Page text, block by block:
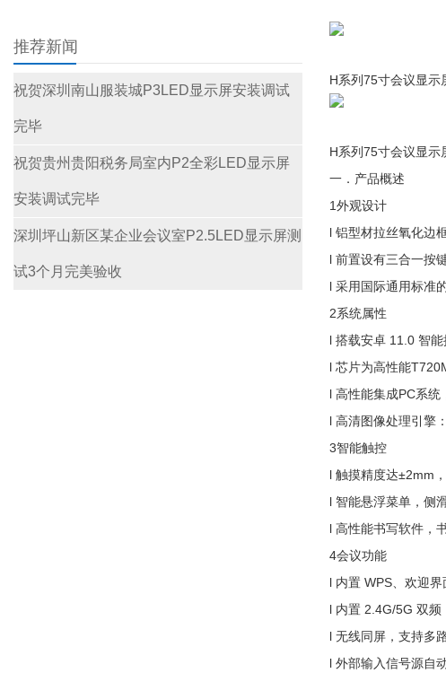
推荐新闻
祝贺深圳南山服装城P3LED显示屏安装调试
完毕
祝贺贵州贵阳税务局室内P2全彩LED显示屏
安装调试完毕
深圳坪山新区某企业会议室P2.5LED显示屏测
试3个月完美验收
H系列75寸会议显示
H系列75寸会议显示
一．产品概述
1外观设计
l 铝型材拉丝氧化边
l 前置设有三合一按
l 采用国际通用标准
2系统属性
l 搭载安卓 11.0 智
l 芯片为高性能
l 高性能集成PC系
l 高清图像处理引擎
3智能触控
l 触摸精度达±2mm
l 智能悬浮菜单，侧
l 高性能书写软件，
4会议功能
l 内置 WPS、欢迎界
l 内置 2.4G/5G 双频
l 无线同屏，支持多
l 外部输入信号源自